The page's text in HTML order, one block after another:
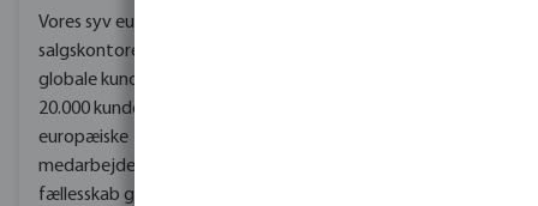
Vores syv europæiske
salgskontorer, vores
globale kundebase på
20.000 kunder og 250
europæiske
medarbejdere har i
fællesskab gjort det